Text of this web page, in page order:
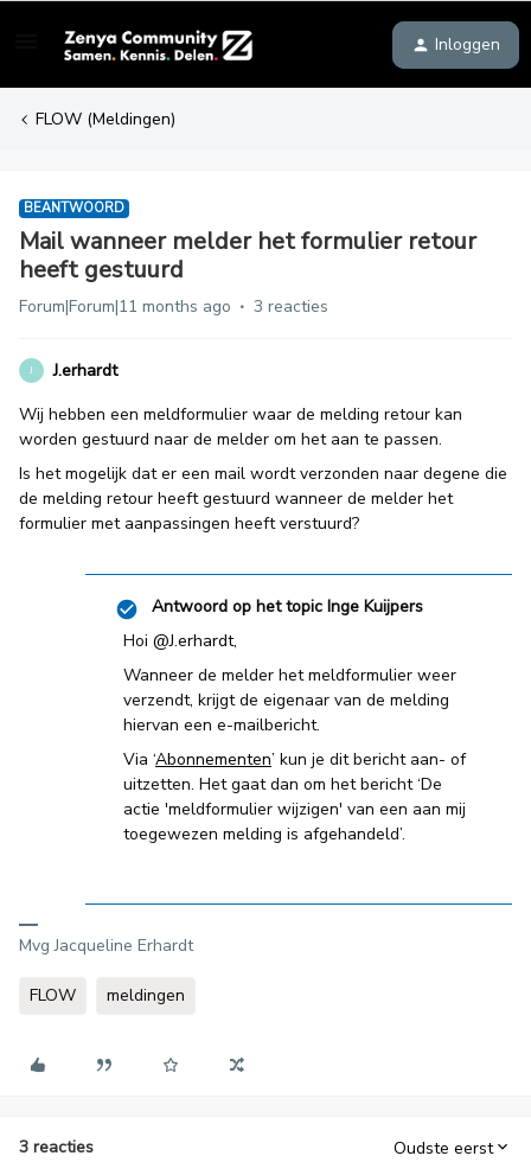
Inloggen
FLOW (Meldingen)
BEANTWOORD
Mail wanneer melder het formulier retour
heeft gestuurd
Forum|Forum|11 months ago 3 reacties
J
J.erhardt
Wij hebben een meldformulier waar de melding retour kan
worden gestuurd naar de melder om het aan te passen.
Is het mogelijk dat er een mail wordt verzonden naar degene die
de melding retour heeft gestuurd wanneer de melder het
formulier met aanpassingen heeft verstuurd?
Antwoord op het topic Inge Kuijpers
Hoi ​ @J.erhardt,
Wanneer de melder het meldformulier weer
verzendt, krijgt de eigenaar van de melding
hiervan een e-mailbericht.
Via ‘Abonnementen’ kun je dit bericht aan- of
uitzetten. Het gaat dan om het bericht ‘De
actie 'meldformulier wijzigen' van een aan mij
toegewezen melding is afgehandeld’.
Mvg Jacqueline Erhardt
FLOW meldingen
3 reacties Oudste eerst